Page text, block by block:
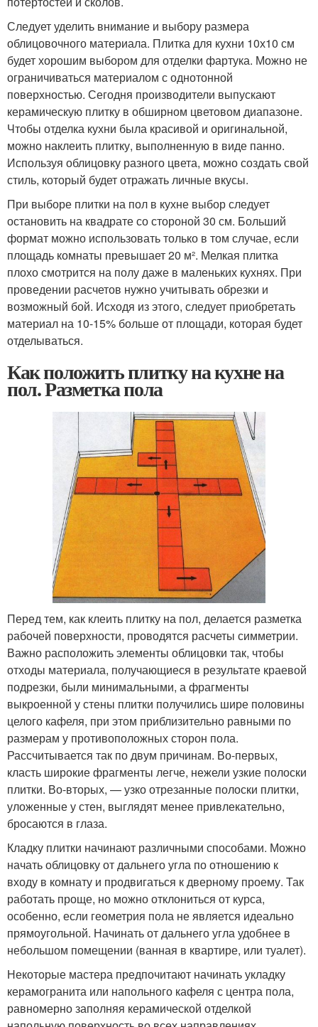
Следует уделить внимание и выбору размера
облицовочного материала. Плитка для кухни 10х10 см
будет хорошим выбором для отделки фартука. Можно не
ограничиваться материалом с однотонной
поверхностью. Сегодня производители выпускают
керамическую плитку в обширном цветовом диапазоне.
Чтобы отделка кухни была красивой и оригинальной,
можно наклеить плитку, выполненную в виде панно.
Используя облицовку разного цвета, можно создать свой
стиль, который будет отражать личные вкусы.
При выборе плитки на пол в кухне выбор следует
остановить на квадрате со стороной 30 см. Больший
формат можно использовать только в том случае, если
площадь комнаты превышает 20 м². Мелкая плитка
плохо смотрится на полу даже в маленьких кухнях. При
проведении расчетов нужно учитывать обрезки и
возможный бой. Исходя из этого, следует приобретать
материал на 10-15% больше от площади, которая будет
отделываться.
Как положить плитку на кухне на
пол. Разметка пола
Перед тем, как клеить плитку на пол, делается разметка
рабочей поверхности, проводятся расчеты симметрии.
Важно расположить элементы облицовки так, чтобы
отходы материала, получающиеся в результате краевой
подрезки, были минимальными, а фрагменты
выкроенной у стены плитки получились шире половины
целого кафеля, при этом приблизительно равными по
размерам у противоположных сторон пола.
Рассчитывается так по двум причинам. Во-первых,
класть широкие фрагменты легче, нежели узкие полоски
плитки. Во-вторых, — узко отрезанные полоски плитки,
уложенные у стен, выглядят менее привлекательно,
бросаются в глаза.
Кладку плитки начинают различными способами. Можно
начать облицовку от дальнего угла по отношению к
входу в комнату и продвигаться к дверному проему. Так
работать проще, но можно отклониться от курса,
особенно, если геометрия пола не является идеально
прямоугольной. Начинать от дальнего угла удобнее в
небольшом помещении (ванная в квартире, или туалет).
Некоторые мастера предпочитают начинать укладку
керамогранита или напольного кафеля с центра пола,
равномерно заполняя керамической отделкой